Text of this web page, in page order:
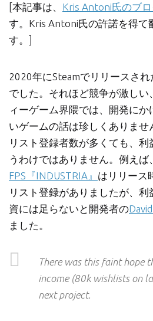
[本記事は、 Kris Antoni氏のブ
す。Kris Antoni氏の許諾を得て
す。]
2020年にSteamでリリースさ
でした。それほど競争が激し
ィーゲーム界隈では、開発に
いゲームの話は珍しくありませ
リスト登録者数が多くても、
うわけではありません。例えば、
FPS『INDUSTRIA』 はリリース
リスト登録がありましたが、
資には足らないと開発者の
ました。
There was this faint hope
income (80k wishlists on
next project.